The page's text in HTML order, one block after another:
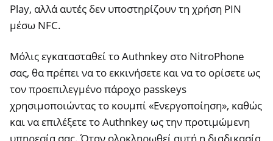
navigation of HSM
navigation of PIV (Windows only)
navigation of Ρύθμιση καρφιτσών
navigation of Nitrokey 3
navigation of Nitrokey Passkey
Play, αλλά αυτές δεν υποστηρίζουν τη χρήση PIN
μέσω NFC.
Μόλις εγκατασταθεί το Authnkey στο NitroPhone
σας, θα πρέπει να το εκκινήσετε και να το ορίσετε ως
τον προεπιλεγμένο πάροχο passkeys
χρησιμοποιώντας το κουμπί «Ενεργοποίηση», καθώς
και να επιλέξετε το Authnkey ως την προτιμώμενη
υπηρεσία σας. Όταν ολοκληρωθεί αυτή η διαδικασία,